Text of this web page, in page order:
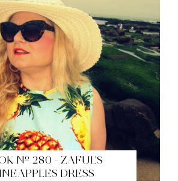
Nº 280 - ZAFUL'S
DRESS